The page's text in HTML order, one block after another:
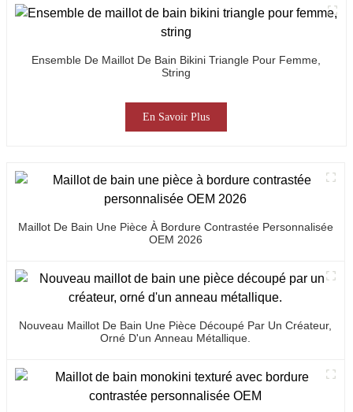
Ensemble De Maillot De Bain Bikini Triangle Pour Femme,
String
En Savoir Plus
Maillot De Bain Une Pièce À Bordure Contrastée Personnalisée
OEM 2026
Nouveau Maillot De Bain Une Pièce Découpé Par Un Créateur,
Orné D'un Anneau Métallique.